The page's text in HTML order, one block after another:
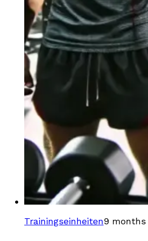
Trainingseinheiten9 months